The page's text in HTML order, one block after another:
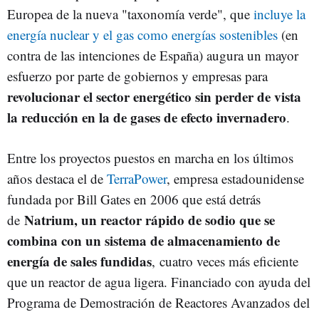
Europea de la nueva "taxonomía verde", que incluye la
energía nuclear y el gas como energías sostenibles (en
contra de las intenciones de España) augura un mayor
esfuerzo por parte de gobiernos y empresas para
revolucionar el sector energético sin perder de vista
la reducción en la de gases de efecto invernadero.
Entre los proyectos puestos en marcha en los últimos
años destaca el de TerraPower, empresa estadounidense
fundada por Bill Gates en 2006 que está detrás
de Natrium, un reactor rápido de sodio que se
combina con un sistema de almacenamiento de
energía de sales fundidas, cuatro veces más eficiente
que un reactor de agua ligera. Financiado con ayuda del
Programa de Demostración de Reactores Avanzados del